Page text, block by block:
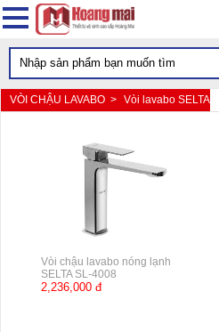
VÒI CHẬU LAVABO > Vòi lavabo SELTA
Vòi chậu lavabo nóng lạnh
SELTA SL-4008
2,236,000 đ